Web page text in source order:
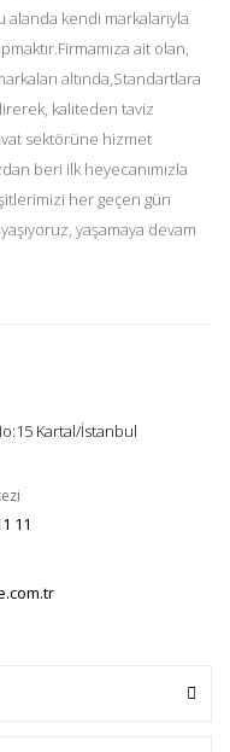
alanda kendi markalarıyla
ait olan,
altında,Standartlara
kaliteden taviz
sektörüne hizmet
beri ilk heyecanımızla
her geçen gün
yaşamaya devam
Kartal/İstanbul
11